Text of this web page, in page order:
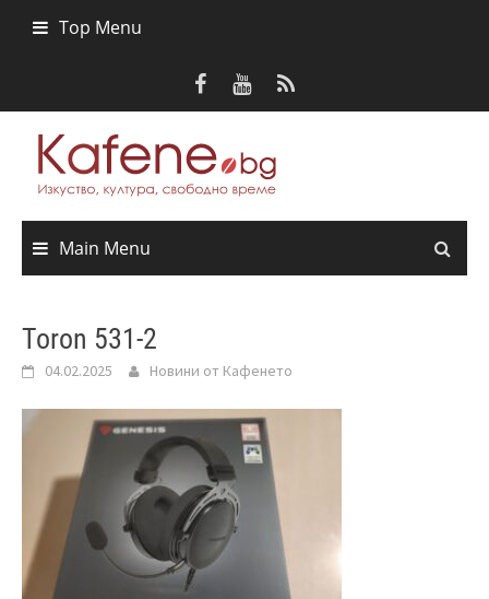
Top Menu
Main Menu
Toron 531-2
04.02.2025 Новини от Кафенето